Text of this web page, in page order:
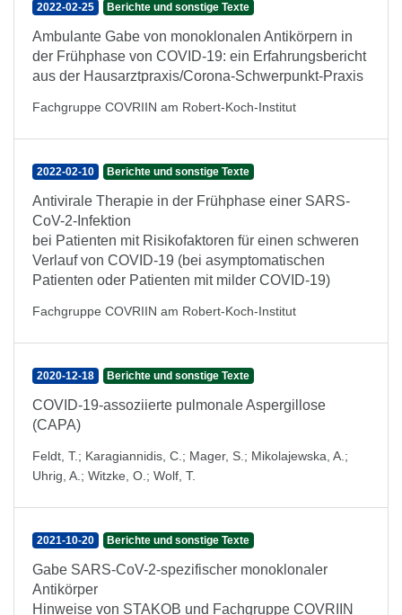
2022-02-25 Berichte und sonstige Texte
Ambulante Gabe von monoklonalen Antikörpern in
der Frühphase von COVID-19: ein Erfahrungsbericht
aus der Hausarztpraxis/Corona-Schwerpunkt-Praxis
Fachgruppe COVRIIN am Robert-Koch-Institut
2022-02-10 Berichte und sonstige Texte
Antivirale Therapie in der Frühphase einer SARS-
CoV-2-Infektion
bei Patienten mit Risikofaktoren für einen schweren
Verlauf von COVID-19 (bei asymptomatischen
Patienten oder Patienten mit milder COVID-19)
Fachgruppe COVRIIN am Robert-Koch-Institut
2020-12-18 Berichte und sonstige Texte
COVID-19-assoziierte pulmonale Aspergillose
(CAPA)
Feldt, T.; Karagiannidis, C. ; Mager, S. ; Mikolajewska, A. ;
Uhrig, A. ; Witzke, O. ; Wolf, T.
2021-10-20 Berichte und sonstige Texte
Gabe SARS-CoV-2-spezifischer monoklonaler
Antikörper
Hinweise von STAKOB und Fachgruppe COVRIIN